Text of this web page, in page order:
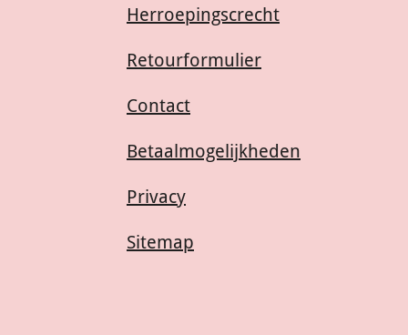
Herroepingscrecht
Retourformulier
Contact
Betaalmogelijkheden
Privacy
Sitemap